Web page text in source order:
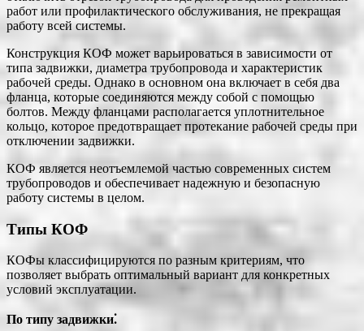
работ или профилактического обслуживания, не прекращая
работу всей системы.
Конструкция КОФ может варьироваться в зависимости от
типа задвижки, диаметра трубопровода и характеристик
рабочей среды. Однако в основном она включает в себя два
фланца, которые соединяются между собой с помощью
болтов. Между фланцами располагается уплотнительное
кольцо, которое предотвращает протекание рабочей среды при
отключении задвижки.
КОФ является неотъемлемой частью современных систем
трубопроводов и обеспечивает надежную и безопасную
работу системы в целом.
Типы КОФ
КОФы классифицируются по разным критериям, что
позволяет выбрать оптимальный вариант для конкретных
условий эксплуатации.
По типу задвижки⁚